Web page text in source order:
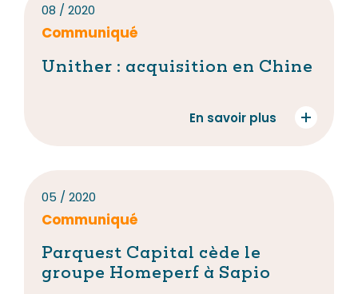
08 / 2020
Communiqué
Unither : acquisition en Chine
En savoir plus
05 / 2020
Communiqué
Parquest Capital cède le
groupe Homeperf à Sapio